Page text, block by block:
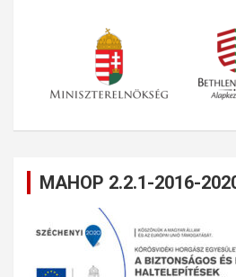
MAHOP 2.2.1-2016-